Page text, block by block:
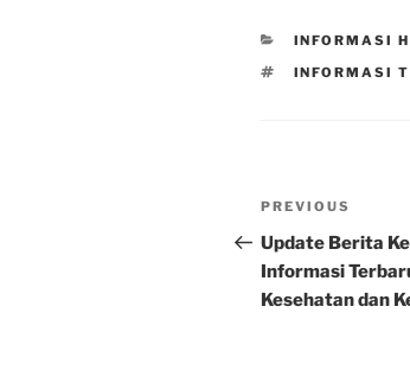
CATEGORIES
INFORMASI
TAGS
INFORMASI
Post
Previous
Post
PREVIOUS
Update Berita
Informasi
Kesehatan dan